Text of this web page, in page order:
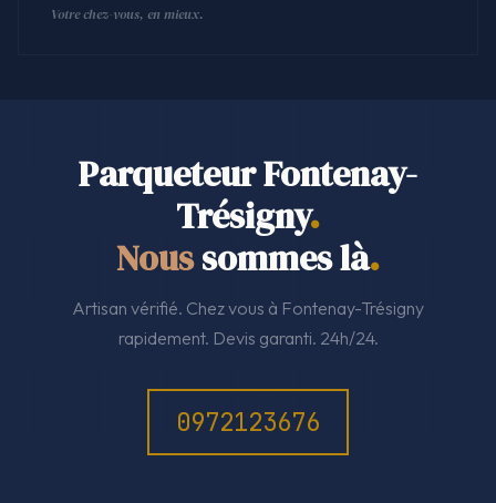
Votre chez-vous, en mieux.
Parqueteur Fontenay-
Trésigny.
Noussommes là.
Artisan vérifié. Chez vous à Fontenay-Trésigny
rapidement. Devis garanti. 24h/24.
0972123676